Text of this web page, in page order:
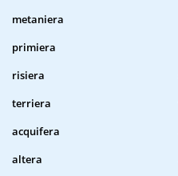
metaniera
primiera
risiera
terriera
acquifera
altera